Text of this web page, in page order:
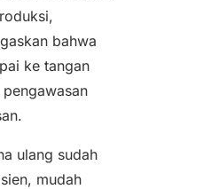
bahwa
ke tangan
ulang sudah
mudah